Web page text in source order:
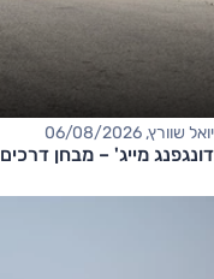
יואל שוורץ, 06/08/2026
דונגפנג מייג' – מבחן דרכים